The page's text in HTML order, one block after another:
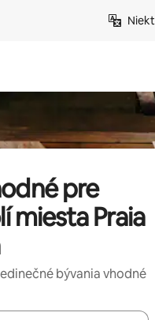
pre
miesta Praia
bývania vhodné